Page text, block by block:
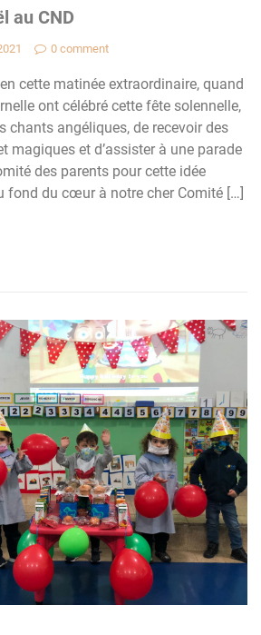
au CND
0 comment
cette matinée extraordinaire, quand
ont célébré cette fête solennelle,
chants angéliques, de recevoir des
magiques et d’assister à une parade
des parents pour cette idée
fond du cœur à notre cher Comité […]